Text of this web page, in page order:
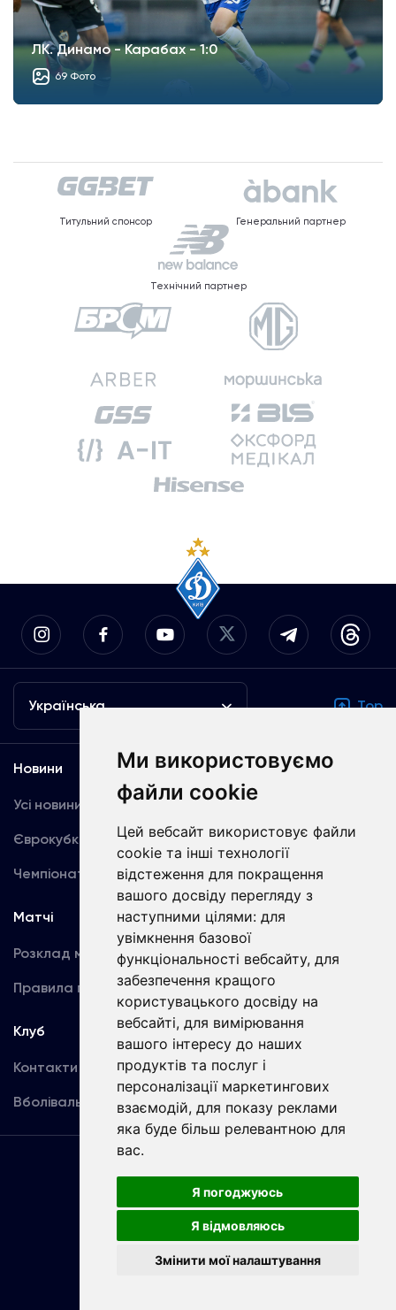
Ми використовуємо
файли cookie
Цей вебсайт використовує файли
cookie та інші технології
відстеження для покращення
вашого досвіду перегляду з
наступними цілями: для
увімкнення базової
функціональності вебсайту, для
забезпечення кращого
користувацького досвіду на
вебсайті, для вимірювання
вашого інтересу до наших
продуктів та послуг і
персоналізації маркетингових
взаємодій, для показу реклами
яка буде більш релевантною для
вас.
Я погоджуюсь
Я відмовляюсь
Змінити мої налаштування
ЛК. Динамо - Карабах - 1:0
69 Фото
Титульний спонсор Генеральний партнер
Технічний партнер
Українська Top
Новини
Усі новини
Єврокубки
Чемпіонат України
Медіа
Динамо TV
Фотогалерея
Акредитація
Матчі
Розклад матчів
Правила поведінки
Команда
Перша команда
U19
Клуб
Контакти
Вболівальникам
Угода
користувача
Copyright © ФК «Динамо» Київ